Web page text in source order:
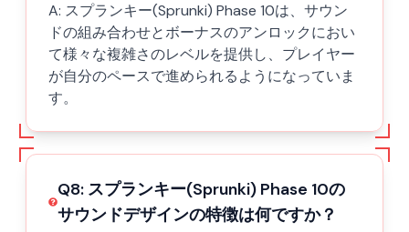
A: スプランキー(Sprunki) Phase 10は、サウン
ドの組み合わせとボーナスのアンロックにおい
て様々な複雑さのレベルを提供し、プレイヤー
が自分のペースで進められるようになっていま
す。
Q8: スプランキー(Sprunki) Phase 10の
サウンドデザインの特徴は何ですか？